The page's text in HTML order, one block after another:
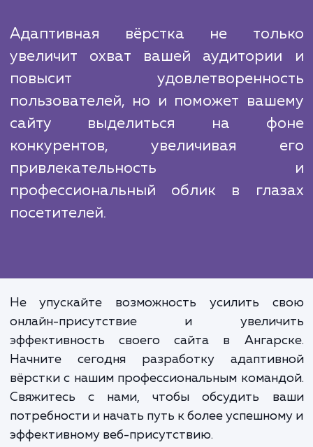
тенденциями в области веб-
регулярно обновляют свои навыки и знания.
Мы понимаем, что конкуренция в
огромна, и каждая деталь может
значение. Поэтому наша задача – не
сделать ваш сайт "работоспособным" на
устройствах, но и выделить его на
конкурентов, сделать максимально
Адаптивная вёрстка не
увеличит охват вашей
повысит
пользователей, но и поможет
сайту выделиться на
конкурентов, увеличивая